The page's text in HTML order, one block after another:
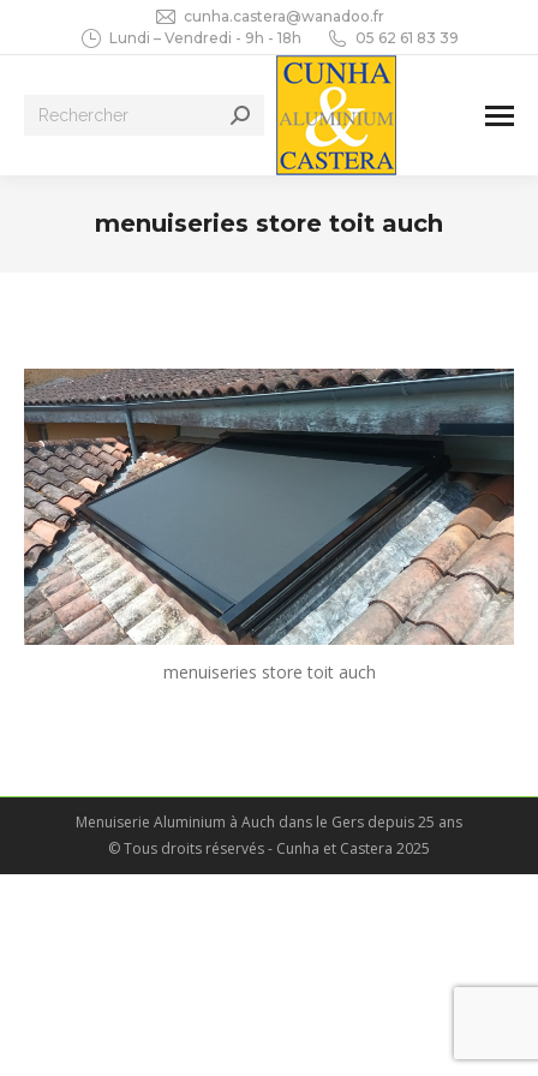
cunha.castera@wanadoo.fr
Lundi – Vendredi - 9h - 18h
05 62 61 83 39
Recherche
menuiseries store toit auch
menuiseries store toit auch
Menuiserie Aluminium à Auch dans le Gers depuis 25 ans
© Tous droits réservés - Cunha et Castera 2025